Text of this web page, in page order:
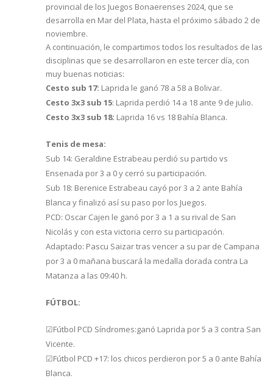
provincial de los Juegos Bonaerenses 2024, que se
desarrolla en Mar del Plata, hasta el próximo sábado 2 de
noviembre.
A continuación, le compartimos todos los resultados de las
disciplinas que se desarrollaron en este tercer día, con
muy buenas noticias:
Cesto sub 17: Laprida le ganó 78 a 58 a Bolivar.
Cesto 3x3 sub 15: Laprida perdió 14 a 18 ante 9 de julio.
Cesto 3x3 sub 18: Laprida 16 vs 18 Bahía Blanca.
Tenis de mesa:
Sub 14: Geraldine Estrabeau perdió su partido vs
Ensenada por 3 a 0 y cerró su participación.
Sub 18: Berenice Estrabeau cayó por 3 a 2 ante Bahía
Blanca y finalizó así su paso por los Juegos.
PCD: Oscar Cajen le ganó por 3 a 1 a su rival de San
Nicolás y con esta victoria cerro su participación.
Adaptado: Pascu Saizar tras vencer a su par de Campana
por 3 a 0 mañana buscará la medalla dorada contra La
Matanza a las 09:40 h.
FÚTBOL:
☑Fútbol PCD Síndromes:ganó Laprida por 5 a 3 contra San
Vicente.
☑Fútbol PCD +17: los chicos perdieron por 5 a 0 ante Bahía
Blanca.